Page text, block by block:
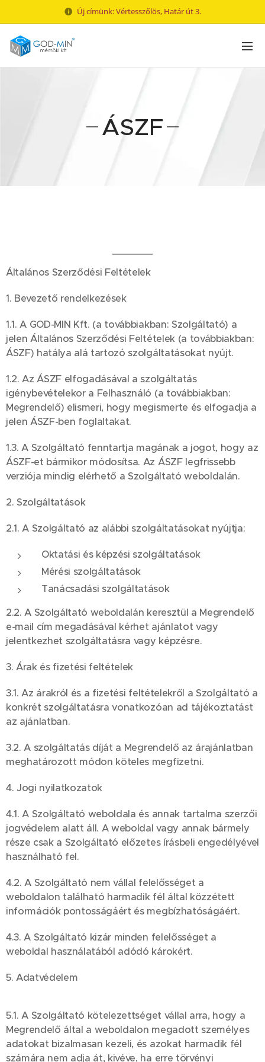
Új címünk: Vértesszőlös, Határ út 3.
ÁSZF
Általános Szerződési Feltételek
1. Bevezető rendelkezések
1.1. A GOD-MIN Kft. (a továbbiakban: Szolgáltató) a
jelen Általános Szerződési Feltételek (a továbbiakban:
ÁSZF) hatálya alá tartozó szolgáltatásokat nyújt.
1.2. Az ÁSZF elfogadásával a szolgáltatás
igénybevételekor a Felhasználó (a továbbiakban:
Megrendelő) elismeri, hogy megismerte és elfogadja a
jelen ÁSZF-ben foglaltakat.
1.3. A Szolgáltató fenntartja magának a jogot, hogy az
ÁSZF-et bármikor módosítsa. Az ÁSZF legfrissebb
verziója mindig elérhető a Szolgáltató weboldalán.
2. Szolgáltatások
2.1. A Szolgáltató az alábbi szolgáltatásokat nyújtja:
Oktatási és képzési szolgáltatások
Mérési szolgáltatások
Tanácsadási szolgáltatások
2.2. A Szolgáltató weboldalán keresztül a Megrendelő
e-mail cím megadásával kérhet ajánlatot vagy
jelentkezhet szolgáltatásra vagy képzésre.
3. Árak és fizetési feltételek
3.1. Az árakról és a fizetési feltételekről a Szolgáltató a
konkrét szolgáltatásra vonatkozóan ad tájékoztatást
az ajánlatban.
3.2. A szolgáltatás díját a Megrendelő az árajánlatban
meghatározott módon köteles megfizetni.
4. Jogi nyilatkozatok
4.1. A Szolgáltató weboldala és annak tartalma szerzői
jogvédelem alatt áll. A weboldal vagy annak bármely
része csak a Szolgáltató előzetes írásbeli engedélyével
használható fel.
4.2. A Szolgáltató nem vállal felelősséget a
weboldalon található harmadik fél által közzétett
információk pontosságáért és megbízhatóságáért.
4.3. A Szolgáltató kizár minden felelősséget a
weboldal használatából adódó károkért.
5. Adatvédelem
5.1. A Szolgáltató kötelezettséget vállal arra, hogy a
Megrendelő által a weboldalon megadott személyes
adatokat bizalmasan kezeli, és azokat harmadik fél
számára nem adja át, kivéve, ha erre törvényi